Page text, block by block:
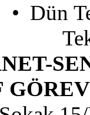
• Dün